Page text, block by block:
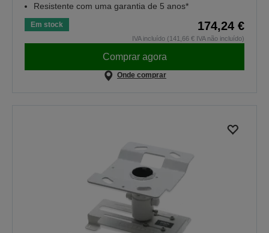
Resistente com uma garantia de 5 anos*
Em stock 174,24 €
IVA incluído (141,66 € IVA não incluído)
Comprar agora
Onde comprar